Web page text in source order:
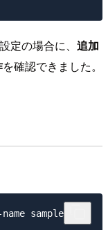
定の場合に、 追加
を確認できました。